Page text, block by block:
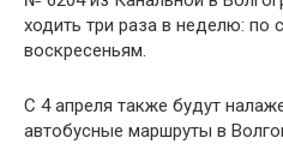
ходить три раза в неделю: по
воскресеньям.
С 4 апреля также будут
автобусные маршруты в